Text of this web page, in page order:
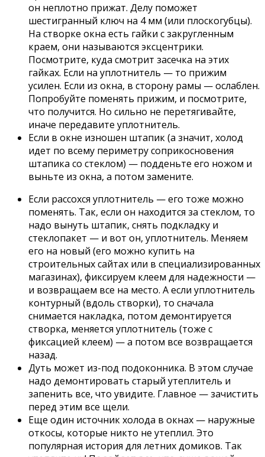
он неплотно прижат. Делу поможет
шестигранный ключ на 4 мм (или плоскогубцы).
На створке окна есть гайки с закругленным
краем, они называются эксцентрики.
Посмотрите, куда смотрит засечка на этих
гайках. Если на уплотнитель — то прижим
усилен. Если из окна, в сторону рамы — ослаблен.
Попробуйте поменять прижим, и посмотрите,
что получится. Но сильно не перетягивайте,
иначе передавите уплотнитель.
Если в окне изношен штапик (а значит, холод
идет по всему периметру соприкосновения
штапика со стеклом) — подденьте его ножом и
выньте из окна, а потом замените.
Если рассохся уплотнитель — его тоже можно
поменять. Так, если он находится за стеклом, то
надо вынуть штапик, снять подкладку и
стеклопакет — и вот он, уплотнитель. Меняем
его на новый (его можно купить на
строительных сайтах или в специализированных
магазинах), фиксируем клеем для надежности —
и возвращаем все на место. А если уплотнитель
контурный (вдоль створки), то сначала
снимается накладка, потом демонтируется
створка, меняется уплотнитель (тоже с
фиксацией клеем) — а потом все возвращается
назад.
Дуть может из-под подоконника. В этом случае
надо демонтировать старый утеплитель и
запенить все, что увидите. Главное — зачистить
перед этим все щели.
Еще один источник холода в окнах — наружные
откосы, которые никто не утеплил. Это
популярная история для летних домиков. Так